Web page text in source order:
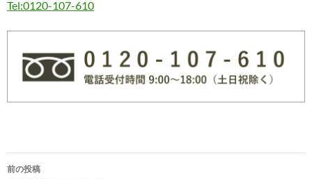
Tel:0120-107-610
前の投稿